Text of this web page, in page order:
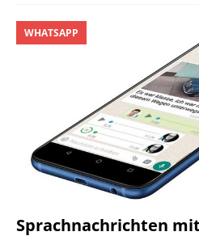
Sprachnachrichten
WHATSAPP